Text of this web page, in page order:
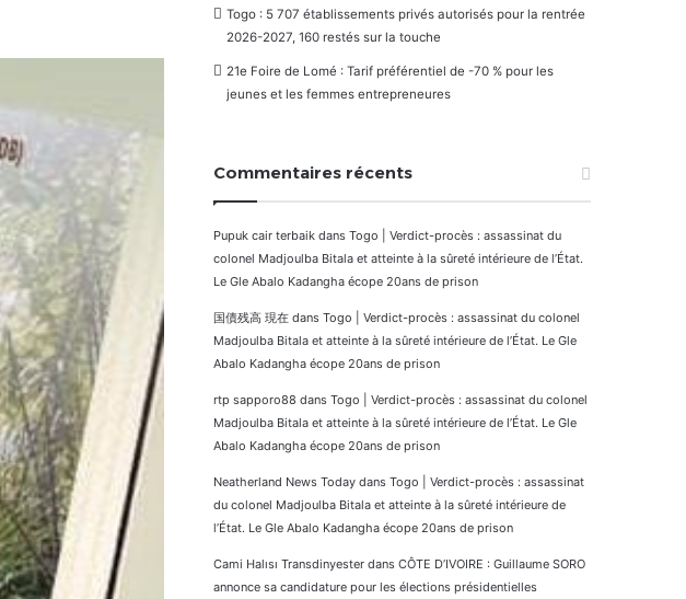
Togo : 5 707 établissements privés autorisés pour la rentrée
2026-2027, 160 restés sur la touche
21e Foire de Lomé : Tarif préférentiel de -70 % pour les
jeunes et les femmes entrepreneures
Commentaires récents
Pupuk cair terbaik dans Togo | Verdict-procès : assassinat du
colonel Madjoulba Bitala et atteinte à la sûreté intérieure de l’État.
Le Gle Abalo Kadangha écope 20ans de prison
国債残高 現在 dans Togo | Verdict-procès : assassinat du colonel
Madjoulba Bitala et atteinte à la sûreté intérieure de l’État. Le Gle
Abalo Kadangha écope 20ans de prison
rtp sapporo88 dans Togo | Verdict-procès : assassinat du colonel
Madjoulba Bitala et atteinte à la sûreté intérieure de l’État. Le Gle
Abalo Kadangha écope 20ans de prison
Neatherland News Today dans Togo | Verdict-procès : assassinat
du colonel Madjoulba Bitala et atteinte à la sûreté intérieure de
l’État. Le Gle Abalo Kadangha écope 20ans de prison
Cami Halısı Transdinyester dans CÔTE D’IVOIRE : Guillaume SORO
annonce sa candidature pour les élections présidentielles